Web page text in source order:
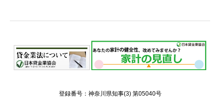
登録番号：神奈川県知事(3) 第05040号